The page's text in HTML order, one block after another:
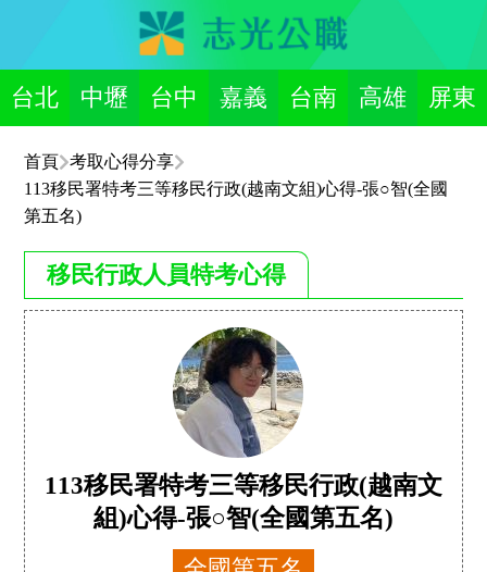
台北 中壢 台中 嘉義 台南 高雄 屏東
首頁
考取心得分享
113移民署特考三等移民行政(越南文組)心得-張○智(全國
第五名)
移民行政人員特考心得
113移民署特考三等移民行政(越南文
組)心得-張○智(全國第五名)